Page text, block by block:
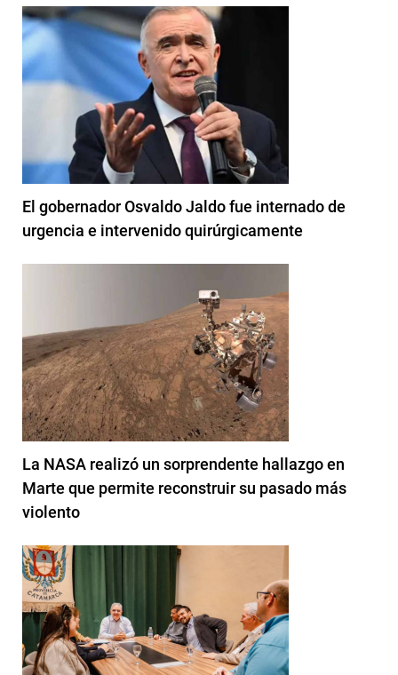
El gobernador Osvaldo Jaldo fue internado de
urgencia e intervenido quirúrgicamente
La NASA realizó un sorprendente hallazgo en
Marte que permite reconstruir su pasado más
violento